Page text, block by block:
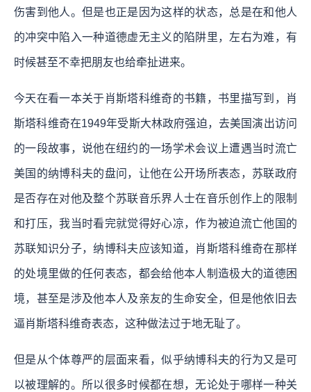
伤害到他人。但是也正是因为这样的状态，总是在和他人
的冲突中陷入一种道德虚无主义的陷阱里，左右为难，有
时候甚至不幸把朋友也给牵扯进来。
今天在看一本关于肖斯塔科维奇的书籍，书里描写到，肖
斯塔科维奇在1949年受斯大林政府强迫，去美国演出访问
的一段故事，说他在纽约的一场学术会议上遭遇当时流亡
美国的纳博科夫的盘问，让他在公开场所表态，苏联政府
是否存在对他及整个苏联音乐界人士在音乐创作上的限制
和打压，我当时看完就觉得好心凉，作为被迫流亡他国的
苏联知识分子，纳博科夫应该知道，肖斯塔科维奇在那样
的处境里做的任何表态，都会给他本人制造极大的道德困
境，甚至是涉及他本人及亲友的生命安全，但是他依旧去
逼肖斯塔科维奇表态，这种做法过于地无耻了。
但是从个体尊严的层面来看，似乎纳博科夫的行为又是可
以被理解的。所以很多时候都在想，无论处于哪样一种关